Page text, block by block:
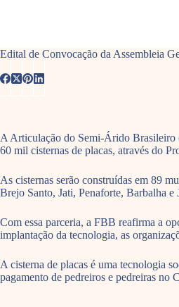
Edital de Convocação da Assembleia
A Articulação do Semi-Árido Brasileiro
60 mil cisternas de placas, através do
As cisternas serão construídas em 89
Brejo Santo, Jati, Penaforte, Barbalha
Com essa parceria, a FBB reafirma a
implantação da tecnologia, as
A cisterna de placas é uma tecnologia
pagamento de pedreiros e pedreiras no